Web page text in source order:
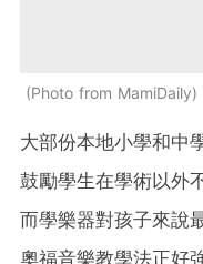
Photo from MamiDaily
大部份本地小學和中
鼓勵學生在學術以外
而學樂器對孩子來說
奧福音樂教學法正好